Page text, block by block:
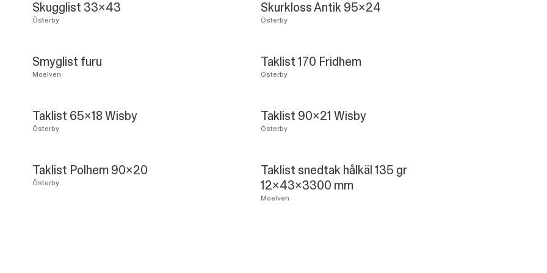
Skugglist 33x43
Österby
Skurkloss Antik 95x24
Österby
Smyglist furu
Moelven
Taklist 170 Fridhem
Österby
Taklist 65x18 Wisby
Österby
Taklist 90x21 Wisby
Österby
Taklist Polhem 90x20
Österby
Taklist snedtak hålkäl 135 gr
12x43x3300 mm
Moelven